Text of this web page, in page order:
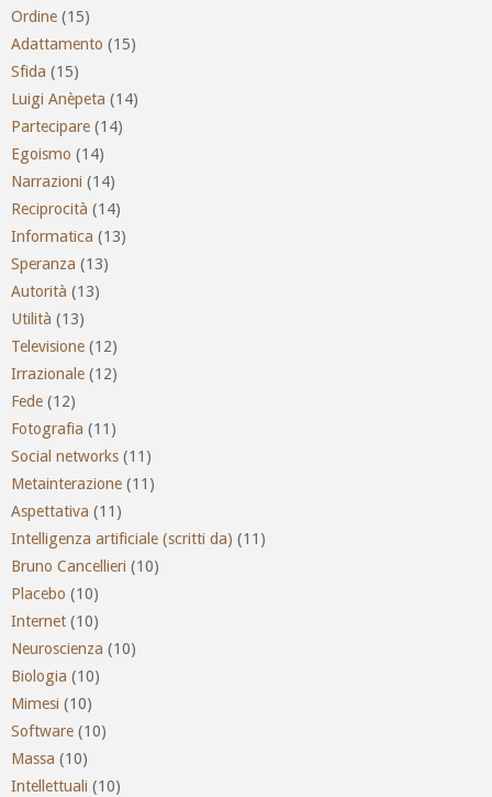
Ordine (15)
Adattamento (15)
Sfida (15)
Luigi Anèpeta (14)
Partecipare (14)
Egoismo (14)
Narrazioni (14)
Reciprocità (14)
Informatica (13)
Speranza (13)
Autorità (13)
Utilità (13)
Televisione (12)
Irrazionale (12)
Fede (12)
Fotografia (11)
Social networks (11)
Metainterazione (11)
Aspettativa (11)
Intelligenza artificiale (scritti da) (11)
Bruno Cancellieri (10)
Placebo (10)
Internet (10)
Neuroscienza (10)
Biologia (10)
Mimesi (10)
Software (10)
Massa (10)
Intellettuali (10)